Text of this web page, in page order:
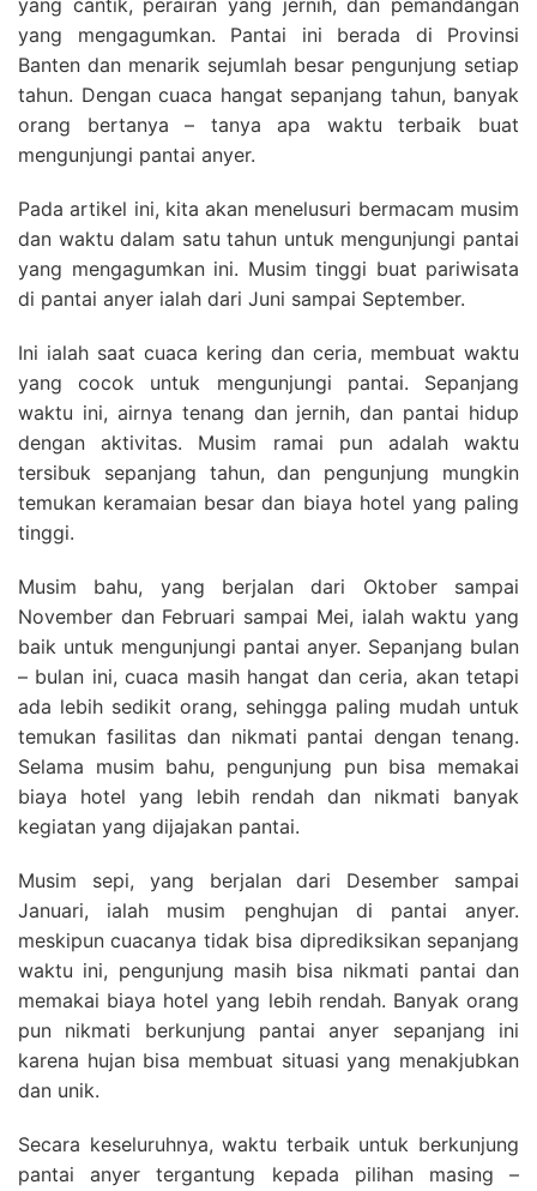
yang cantik, perairan yang jernih, dan pemandangan
yang mengagumkan. Pantai ini berada di Provinsi
Banten dan menarik sejumlah besar pengunjung setiap
tahun. Dengan cuaca hangat sepanjang tahun, banyak
orang bertanya – tanya apa waktu terbaik buat
mengunjungi pantai anyer.
Pada artikel ini, kita akan menelusuri bermacam musim
dan waktu dalam satu tahun untuk mengunjungi pantai
yang mengagumkan ini. Musim tinggi buat pariwisata
di pantai anyer ialah dari Juni sampai September.
Ini ialah saat cuaca kering dan ceria, membuat waktu
yang cocok untuk mengunjungi pantai. Sepanjang
waktu ini, airnya tenang dan jernih, dan pantai hidup
dengan aktivitas. Musim ramai pun adalah waktu
tersibuk sepanjang tahun, dan pengunjung mungkin
temukan keramaian besar dan biaya hotel yang paling
tinggi.
Musim bahu, yang berjalan dari Oktober sampai
November dan Februari sampai Mei, ialah waktu yang
baik untuk mengunjungi pantai anyer. Sepanjang bulan
– bulan ini, cuaca masih hangat dan ceria, akan tetapi
ada lebih sedikit orang, sehingga paling mudah untuk
temukan fasilitas dan nikmati pantai dengan tenang.
Selama musim bahu, pengunjung pun bisa memakai
biaya hotel yang lebih rendah dan nikmati banyak
kegiatan yang dijajakan pantai.
Musim sepi, yang berjalan dari Desember sampai
Januari, ialah musim penghujan di pantai anyer.
meskipun cuacanya tidak bisa diprediksikan sepanjang
waktu ini, pengunjung masih bisa nikmati pantai dan
memakai biaya hotel yang lebih rendah. Banyak orang
pun nikmati berkunjung pantai anyer sepanjang ini
karena hujan bisa membuat situasi yang menakjubkan
dan unik.
Secara keseluruhnya, waktu terbaik untuk berkunjung
pantai anyer tergantung kepada pilihan masing –